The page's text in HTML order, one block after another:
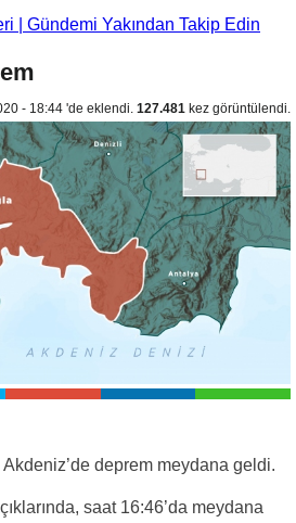
- 18:44 'de eklendi. 127.481 kez görüntülendi.
Akdeniz’de deprem meydana geldi.
saat 16:46’da meydana